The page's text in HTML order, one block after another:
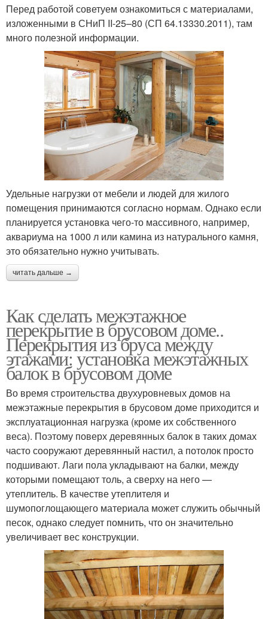
Перед работой советуем ознакомиться с материалами,
изложенными в СНиП II-25–80 (СП 64.13330.2011), там
много полезной информации.
Удельные нагрузки от мебели и людей для жилого
помещения принимаются согласно нормам. Однако если
планируется установка чего-то массивного, например,
аквариума на 1000 л или камина из натурального камня,
это обязательно нужно учитывать.
читать дальше →
Как сделать межэтажное
перекрытие в брусовом доме..
Перекрытия из бруса между
этажами: установка межэтажных
балок в брусовом доме
Во время строительства двухуровневых домов на
межэтажные перекрытия в брусовом доме приходится и
эксплуатационная нагрузка (кроме их собственного
веса). Поэтому поверх деревянных балок в таких домах
часто сооружают деревянный настил, а потолок просто
подшивают. Лаги пола укладывают на балки, между
которыми помещают толь, а сверху на него —
утеплитель. В качестве утеплителя и
шумопоглощающего материала может служить обычный
песок, однако следует помнить, что он значительно
увеличивает вес конструкции.